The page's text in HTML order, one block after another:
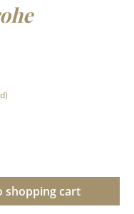
the desired
shopping cart